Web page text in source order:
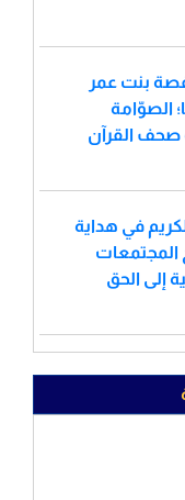
بنت عمر
الصوّامة
صحف القرآن
في هداية
المجتمعات
إلى الحق